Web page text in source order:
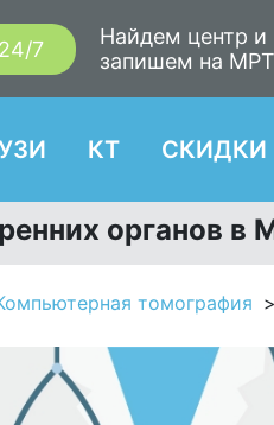
7
Найдем центр и
запишем на
КТ СКИДКИ
органов в
томография